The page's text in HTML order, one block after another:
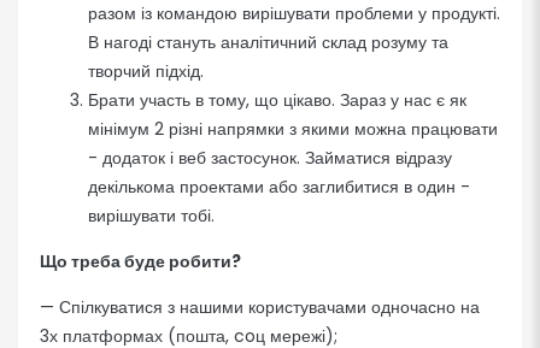
разом із командою вирішувати проблеми у продукті.
В нагоді стануть аналітичний склад розуму та
творчий підхід.
Брати участь в тому, що цікаво. Зараз у нас є як
мінімум 2 різні напрямки з якими можна працювати
- додаток і веб застосунок. Займатися відразу
декількома проектами або заглибитися в один -
вирішувати тобі.
Що треба буде робити?
— Спілкуватися з нашими користувачами одночасно на
3х платформах (пошта, coц мережі);